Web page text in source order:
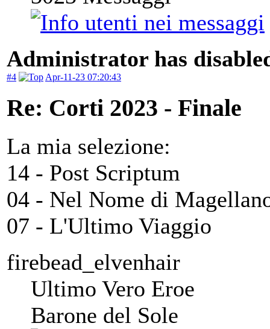
Administrator has
#4 Apr-11-23 07:20:43
Re: Corti 2023 - Finale
La mia selezione:
14 - Post Scriptum
04 - Nel Nome di
07 - L'Ultimo Viaggio
firebead_elvenhair
Ultimo Vero Eroe
Barone del Sole